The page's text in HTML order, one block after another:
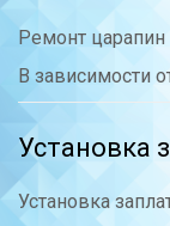
Ремонт царапин
В зависимости
Установка
Установка